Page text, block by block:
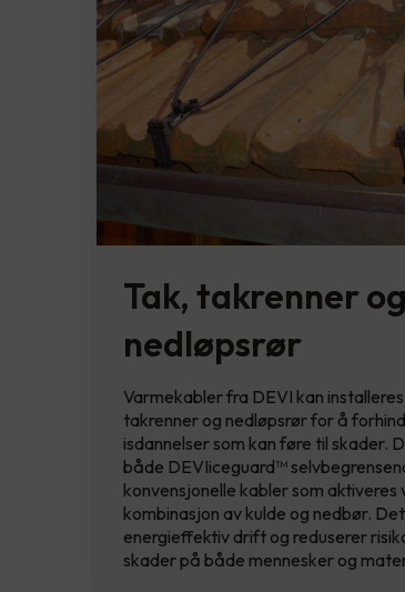
Tak, takrenner og
nedløpsrør
Varmekabler fra DEVI kan
takrenner og nedløpsrør for å
isdannelser som kan føre til skader.
både DEVIiceguard™
konvensjonelle kabler som aktiveres
kombinasjon av kulde og nedbør.
energieffektiv drift og reduserer
skader på både mennesker og